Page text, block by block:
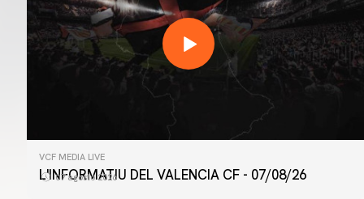
VCF MEDIA LIVE
L'INFORMATIU DEL VALENCIA CF - 07/08/26
07 agosto 2026